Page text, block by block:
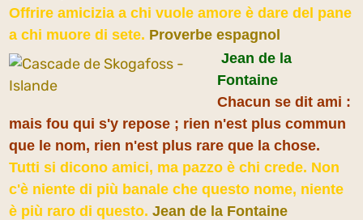
Offrire amicizia a chi vuole amore è dare del pane
a chi muore di sete. Proverbe espagnol
Jean de la
Fontaine
Chacun se dit ami :
mais fou qui s'y repose ; rien n'est plus commun
que le nom, rien n'est plus rare que la chose.
Tutti si dicono amici, ma pazzo è chi crede. Non
c'è niente di più banale che questo nome, niente
è più raro di questo. Jean de la Fontaine